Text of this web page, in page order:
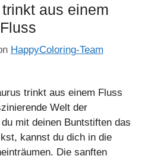
aus einem
Fluss
HappyColoring-Team
trinkt aus einem Fluss
Welt der
mit deinen Buntstiften das
kannst du dich in die
Die sanften